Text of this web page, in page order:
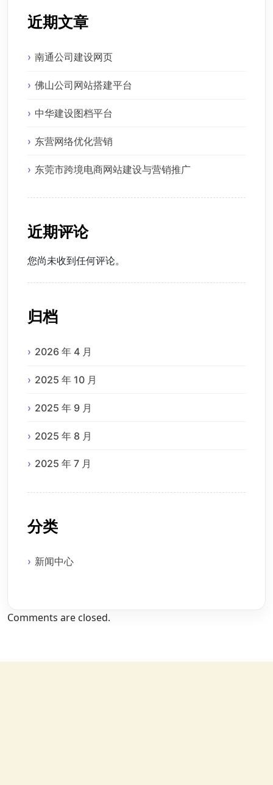
近期文章
南通公司建设网页
佛山公司网站搭建平台
中华建设图档平台
东营网络优化营销
东莞市跨境电商网站建设与营销推广
近期评论
您尚未收到任何评论。
归档
2026 年 4 月
2025 年 10 月
2025 年 9 月
2025 年 8 月
2025 年 7 月
分类
新闻中心
Comments are closed.